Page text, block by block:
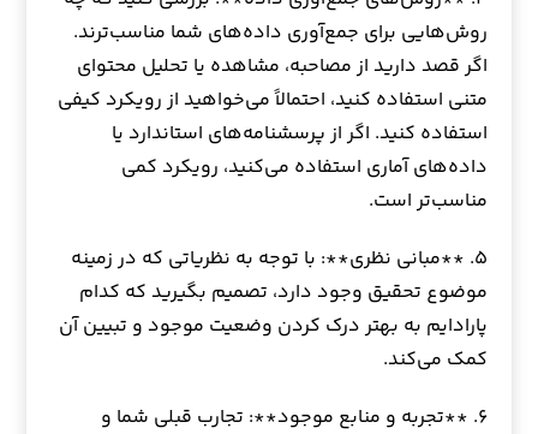
روش‌هایی برای جمع‌آوری داده‌های شما مناسب‌ترند.
اگر قصد دارید از مصاحبه، مشاهده یا تحلیل محتوای
متنی استفاده کنید، احتمالاً می‌خواهید از رویکرد کیفی
استفاده کنید. اگر از پرسشنامه‌های استاندارد یا
داده‌های آماری استفاده می‌کنید، رویکرد کمی
مناسب‌تر است.
۵. **مبانی نظری**: با توجه به نظریاتی که در زمینه
موضوع تحقیق وجود دارد، تصمیم بگیرید که کدام
پارادایم به بهتر درک کردن وضعیت موجود و تبیین آن
کمک می‌کند.
۶. **تجربه و منابع موجود**: تجارب قبلی شما و